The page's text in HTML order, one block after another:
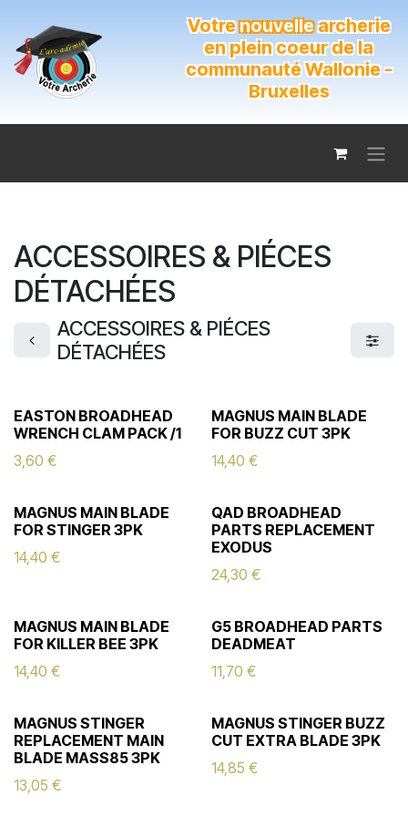
Votrenouvellearcherie
en plein coeur de la
communauté Wallonie -
Bruxelles
ACCESSOIRES & PIÉCES
DÉTACHÉES
ACCESSOIRES & PIÉCES
DÉTACHÉES
EASTON BROADHEAD
WRENCH CLAM PACK /1
3,60 €
MAGNUS MAIN BLADE
FOR BUZZ CUT 3PK
14,40 €
MAGNUS MAIN BLADE
FOR STINGER 3PK
14,40 €
QAD BROADHEAD
PARTS REPLACEMENT
EXODUS
24,30 €
MAGNUS MAIN BLADE
FOR KILLER BEE 3PK
14,40 €
G5 BROADHEAD PARTS
DEADMEAT
11,70 €
MAGNUS STINGER
REPLACEMENT MAIN
BLADE MASS85 3PK
13,05 €
MAGNUS STINGER BUZZ
CUT EXTRA BLADE 3PK
14,85 €